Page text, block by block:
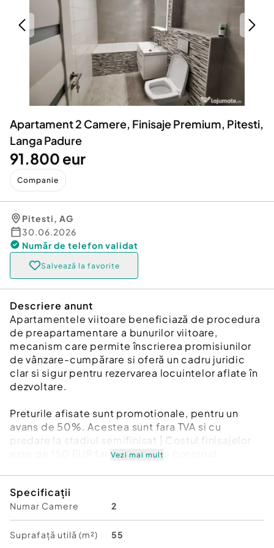
Servicii
Animale de companie
Afaceri și echipamente profesionale
Inchiriere Bunuri si Vehicule
Utilaje agricole si industriale
Piese auto si accesorii
Dacia Duster
Apartament 2 Camere, Finisaje Premium, Pitesti,
Langa Padure
91.800 eur
Companie
Pitesti, AG
30.06.2026
Număr de telefon validat
Salvează la favorite
Descriere anunt
Apartamentele viitoare beneficiază de procedura
de preapartamentare a bunurilor viitoare,
mecanism care permite înscrierea promisiunilor
de vânzare-cumpărare si oferă un cadru juridic
clar si sigur pentru rezervarea locuintelor aflate în
dezvoltare.
Preturile afisate sunt promotionale, pentru un
avans de 50%. Acestea sunt fara TVA si cu
predare la stadiul semifinisat | Costul finisajelor
este de 150 EUR fara TVA pe mp construit.
.ro
Va prezentam o oportunitate de a achizitiona un
apartament nou in Pitesti, in zona Capitan Cutui,
Vezi mai mult
Specificații
Numar Camere 2
Suprafață utilă (m²) 55